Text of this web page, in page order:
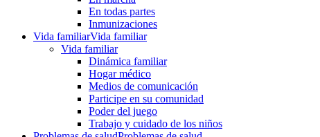
En todas partes
Inmunizaciones
Vida familiarVida familiar
Vida familiar
Dinámica familiar
Hogar médico
Medios de comunicación
Participe en su comunidad
Poder del juego
Trabajo y cuidado de los niños